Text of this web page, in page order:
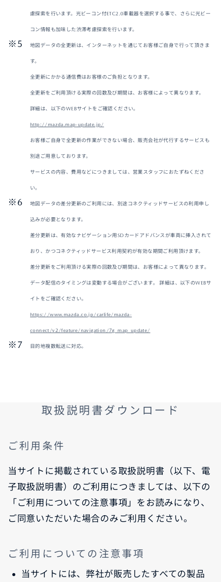
慮探索を行います。光ビーコン付ETC2.0車載器を選択する事で、さらに光ビー
コン情報も加味した渋滞考慮探索を行います。
地図データの全更新は、インターネットを通じてお客様ご自身で行って頂きま
す。
全更新にかかる通信費はお客様のご負担となります。
全更新をご利用頂ける実際の回数及び期間は、お客様によって異なります。
詳細は、以下のWEBサイトをご確認ください。
http://mazda.map-update.jp/
お客様ご自身で全更新の作業ができない場合、販売会社が代行するサービスも
別途ご用意しております。
サービスの内容、費用などにつきましては、営業スタッフにおたずねくださ
い。
地図データの差分更新のご利用には、別途コネクティッドサービスの利用申し
込みが必要となります。
差分更新は、有効なナビゲーション用SDカードアドバンスが車両に挿入されて
おり、かつコネクティッドサービス利用契約が有効な期間ご利用頂けます。
差分更新をご利用頂ける実際の回数及び期間は、お客様によって異なります。
データ配信のタイミングは変動する場合がございます。 詳細は、以下のWEBサ
イトをご確認ください。
https://www.mazda.co.jp/carlife/mazda-
connect/v2/feature/navigation/7g_map_update/
目的地複数転送に対応。
取扱説明書ダウンロード
ご利用条件
当サイトに掲載されている取扱説明書（以下、電
子取扱説明書）のご利用につきましては、以下の
「ご利用についての注意事項」をお読みになり、
ご同意いただいた場合のみご利用ください。
ご利用についての注意事項
当サイトには、弊社が販売したすべての製品